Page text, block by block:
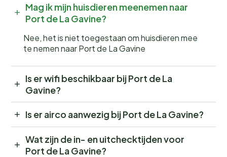
Mag ik mijn huisdieren meenemen naar
Port de La Gavine?
Nee, het is niet toegestaan om huisdieren mee
te nemen naar Port de La Gavine
Is er wifi beschikbaar bij Port de La
Gavine?
Is er airco aanwezig bij Port de La Gavine?
Wat zijn de in- en uitchecktijden voor
Port de La Gavine?